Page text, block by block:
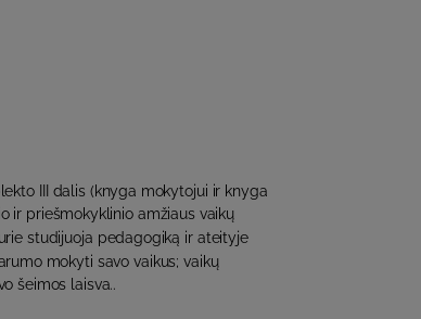
III dalis (knyga mokytojui ir knyga
ir priešmokyklinio amžiaus vaikų
studijuoja pedagogiką ir ateityje
mokyti savo vaikus; vaikų
šeimos laisva..